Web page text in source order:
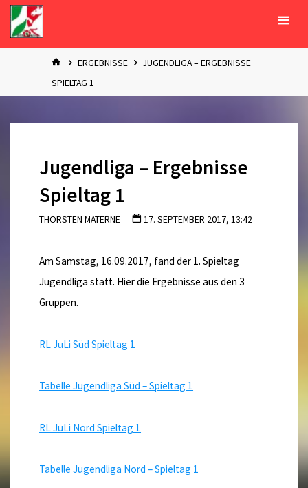
Zum
Inhalt
springen
STARTERGEBNISSE
JUGENDLIGA – ERGEBNISSE
SPIELTAG 1
Jugendliga – Ergebnisse
Spieltag 1
THORSTEN MATERNE 17. SEPTEMBER 2017, 13:42
Am Samstag, 16.09.2017, fand der 1. Spieltag
Jugendliga statt. Hier die Ergebnisse aus den 3
Gruppen.
RL JuLi Süd Spieltag 1
Tabelle Jugendliga Süd –Spieltag 1
RL JuLi Nord Spieltag 1
Tabelle Jugendliga Nord – Spieltag 1